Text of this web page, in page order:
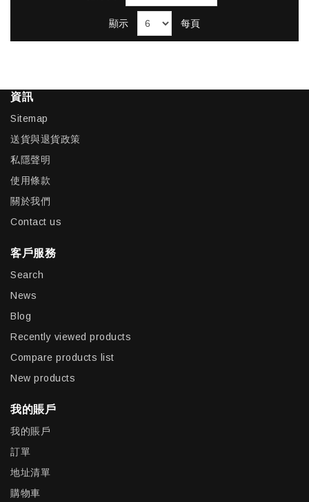
顯示 每頁
資訊
Sitemap
送貨與退貨政策
私隱聲明
使用條款
關於我們
Contact us
客戶服務
Search
News
Blog
Recently viewed products
Compare products list
New products
我的賬戶
我的賬戶
訂單
地址清單
購物車